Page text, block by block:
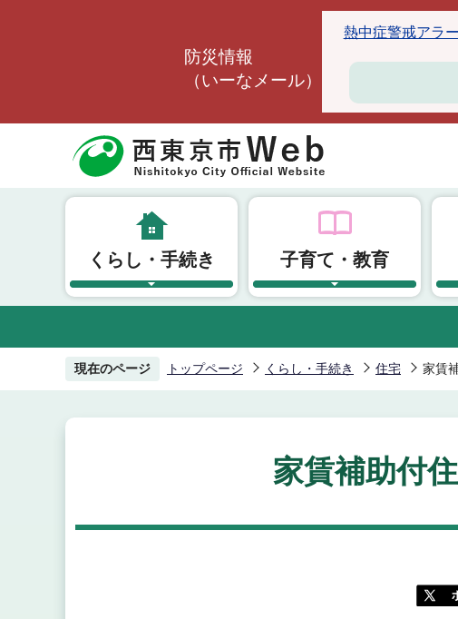
防災情報
（いーなメール）
熱中症警戒アラ
くらし・手続き 子育て・教育
現在のページ トップページ くらし・手続き 住宅 家賃
家賃補助付